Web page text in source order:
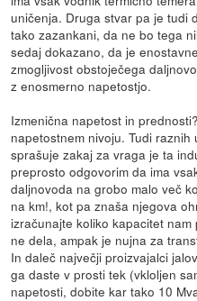
uničenja. Druga stvar pa je tudi
tako zazankani, da ne bo tega
sedaj dokazano, da je
zmogljivost obstoječega
z enosmerno napetostjo.
Izmenična napetost in
napetostnem nivoju. Tudi
sprašuje zakaj za vraga je ta
preprosto odgovorim da ima
daljnovoda na grobo malo več
na km!, kot pa znaša njegova
izračunajte koliko kapacitet
ne dela, ampak je nujna za
In daleč največji proizvajalci
ga daste v prosti tek (vkloljen
napetosti, dobite kar tako 10